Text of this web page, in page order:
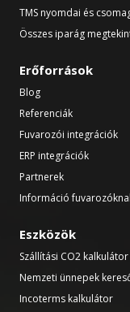
TMS nyomdai és
Összes iparág
Erőforrások
Blog
Referenciák
Fuvarozói integrációk
ERP integrációk
Partnerek
Információ
Eszközök
Szállítási CO2 kalkulátor
Nemzeti ünnepek
Incoterms kalkulátor